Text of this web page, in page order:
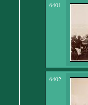
6401
6402